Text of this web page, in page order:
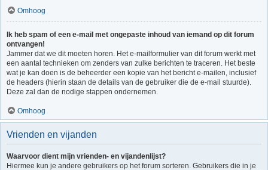
Omhoog
Ik heb spam of een e-mail met ongepaste inhoud van iemand op dit forum
ontvangen!
Jammer dat we dit moeten horen. Het e-mailformulier van dit forum werkt met
een aantal technieken om zenders van zulke berichten te traceren. Het beste
wat je kan doen is de beheerder een kopie van het bericht e-mailen, inclusief
de headers (hierin staan de details van de gebruiker die de e-mail stuurde).
Deze zal dan de nodige stappen ondernemen.
Omhoog
Vrienden en vijanden
Waarvoor dient mijn vrienden- en vijandenlijst?
Hiermee kun je andere gebruikers op het forum sorteren. Gebruikers die in je